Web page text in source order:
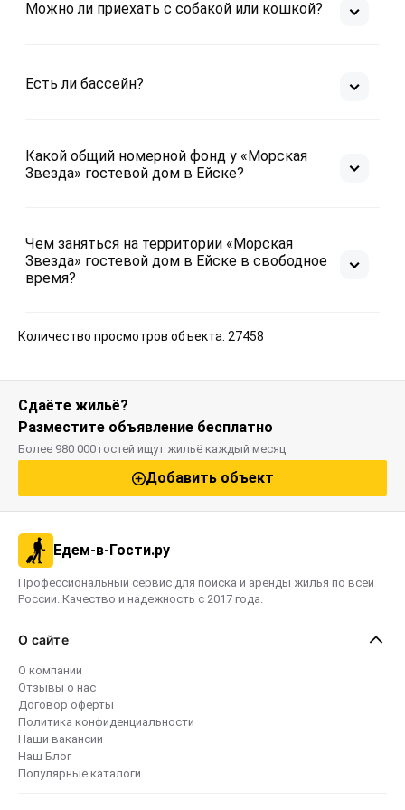
точно не для вас
Можно ли приехать с собакой или кошкой?
Есть ли бассейн?
Какой общий номерной фонд у «Морская
Звезда» гостевой дом в Ейске?
Чем заняться на территории «Морская
Звезда» гостевой дом в Ейске в свободное
время?
Количество просмотров объекта: 27458
Сдаёте жильё?
Разместите объявление бесплатно
Более 980 000 гостей ищут жильё каждый месяц
Добавить объект
Едем-в-Гости.ру
Профессиональный сервис для поиска и аренды жилья по всей
России. Качество и надежность с 2017 года.
О сайте
О компании
Отзывы о нас
Договор оферты
Политика конфиденциальности
Наши вакансии
Наш Блог
Популярные каталоги